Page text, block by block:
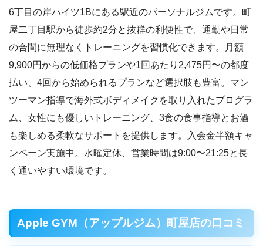
6丁目の岸ハイツ1Bにある駅近のパーソナルジムです。町
屋二丁目駅から徒歩約2分と抜群の利便性で、通勤や日常
の合間に無理なくトレーニングを習慣化できます。月額
9,900円からの低価格プランや1回あたり2,475円〜の都度
払い、4回から始められるプランなど選択肢も豊富。マン
ツーマン指導で海外式ボディメイクを取り入れたプログラ
ム、女性にも優しいトレーニング、3食の食事指導とお酒
も楽しめる柔軟なサポートを提供します。入会金半額キャ
ンペーン実施中。水曜定休、営業時間は9:00〜21:25と長
く通いやすい環境です。
Apple GYM（アップルジム）町屋店の口コミ